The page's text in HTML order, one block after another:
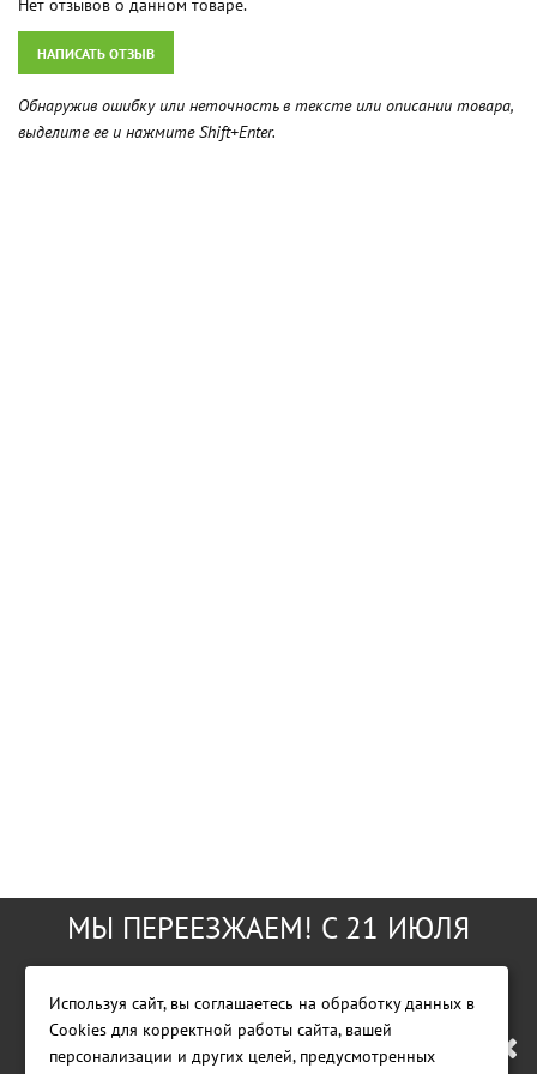
Нет отзывов о данном товаре.
НАПИСАТЬ ОТЗЫВ
Обнаружив ошибку или неточность в тексте или описании товара,
выделите ее и нажмите Shift+Enter.
МЫ ПЕРЕЕЗЖАЕМ! С 21 ИЮЛЯ
МАГАЗИН БУДЕТ РАБОТАТЬ ПО
НОВОМУ АДРЕСУ. ПОДРОБНАЯ
Фирменный магазин GreenWorks Tools
Используя сайт, вы соглашаетесь на обработку данных в
Cookies для корректной работы сайта, вашей
персонализации и других целей, предусмотренных